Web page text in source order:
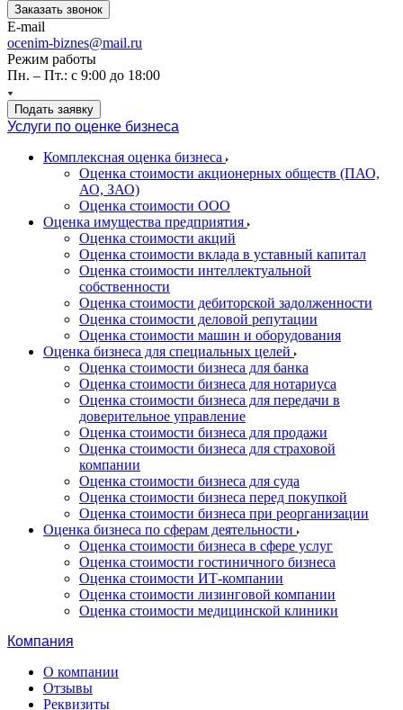
Заказать звонок
E-mail
ocenim-biznes@mail.ru
Режим работы
Пн. – Пт.: с 9:00 до 18:00
Подать заявку
Услуги по оценке бизнеса
Комплексная оценка бизнеса
Оценка стоимости акционерных обществ (ПАО,
АО, ЗАО)
Оценка стоимости ООО
Оценка имущества предприятия
Оценка стоимости акций
Оценка стоимости вклада в уставный капитал
Оценка стоимости интеллектуальной
собственности
Оценка стоимости дебиторской задолженности
Оценка стоимости деловой репутации
Оценка стоимости машин и оборудования
Оценка бизнеса для специальных целей
Оценка стоимости бизнеса для банка
Оценка стоимости бизнеса для нотариуса
Оценка стоимости бизнеса для передачи в
доверительное управление
Оценка стоимости бизнеса для продажи
Оценка стоимости бизнеса для страховой
компании
Оценка стоимости бизнеса для суда
Оценка стоимости бизнеса перед покупкой
Оценка стоимости бизнеса при реорганизации
Оценка бизнеса по сферам деятельности
Оценка стоимости бизнеса в сфере услуг
Оценка стоимости гостиничного бизнеса
Оценка стоимости ИТ-компании
Оценка стоимости лизинговой компании
Оценка стоимости медицинской клиники
Компания
О компании
Отзывы
Реквизиты